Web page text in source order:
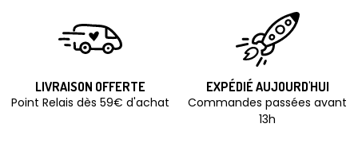
LIVRAISON OFFERTE
Point Relais dès 59€ d'achat
EXPÉDIÉ AUJOURD'HUI
Commandes passées avant
13h